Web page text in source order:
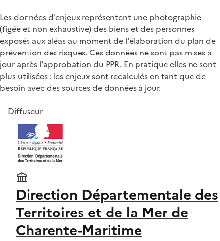
Les données d'enjeux représentent une photographie
(figée et non exhaustive) des biens et des personnes
exposés aux aléas au moment de l'élaboration du plan de
prévention des risques. Ces données ne sont pas mises à
jour après l'approbation du PPR. En pratique elles ne sont
plus utilisées : les enjeux sont recalculés en tant que de
besoin avec des sources de données à jour.
Diffuseur
Direction Départementale des
Territoires et de la Mer de
Charente-Maritime